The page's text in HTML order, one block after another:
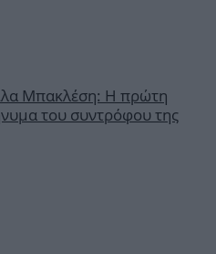
Μπακλέση: Η πρώτη
του συντρόφου της